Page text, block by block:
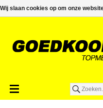
Wij slaan cookies op om onze